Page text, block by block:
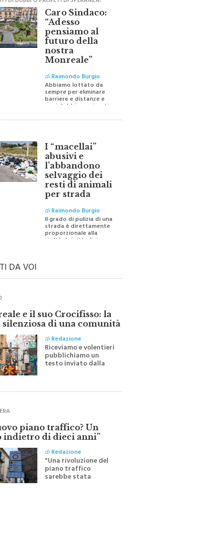
DI DUBBI O PROFETI DI SPERANZA?
Caro Sindaco:
“Adesso
pensiamo al
futuro della
nostra
Monreale”
diRaimondo Burgio
Abbiamo lottato da
sempre per eliminare
barriere e distanze e
per ricostruire certezze
I “macellai”
abusivi e
l’abbandono
selvaggio dei
resti di animali
per strada
diRaimondo Burgio
Il grado di pulizia di una
strada è direttamente
proporzionale alla
DA VOI
e il suo Crocifisso: la
silenziosa di una comunità
diRedazione
Riceviamo e volentieri
pubblichiamo un
testo inviato dalla
all'indomani della
piano traffico? Un
indietro di dieci anni”
diRedazione
"Una rivoluzione del
piano traffico
sarebbe stata